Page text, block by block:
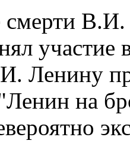
смерти
участие
Ленину
на